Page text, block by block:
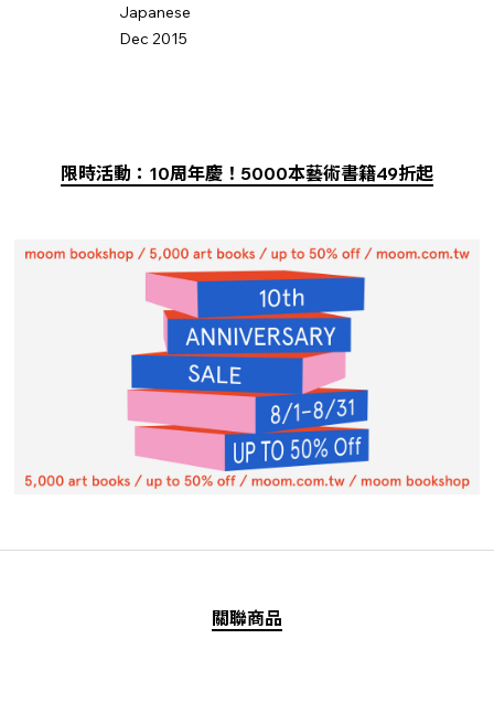
Japanese
Dec 2015
限時活動：10周年慶！5000本藝術書籍49折起
關聯商品